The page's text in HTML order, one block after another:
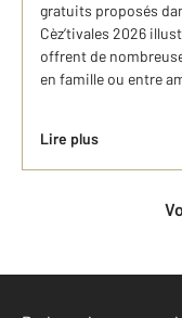
gratuits proposés
Cèz’tivales 2026
offrent de
en famille ou entre
Lire plus